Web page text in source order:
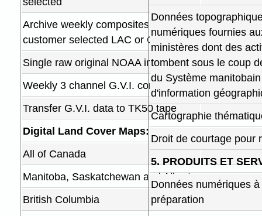
Archive weekly composites,
customer selected LAC or GAC
Single raw original NOAA images
Weekly 3 channel G.V.I. composites
Transfer G.V.I. data to TK50 tape
Digital Land Cover Maps:
All of Canada
Manitoba, Saskatchewan and Alberta
British Columbia
Données
numériques fournies
ministères dont des
tombent sous le coup
du Système manitobain
d'information
Cartographie
Droit de courtage pour
5. PRODUITS ET
Données numériques
préparation